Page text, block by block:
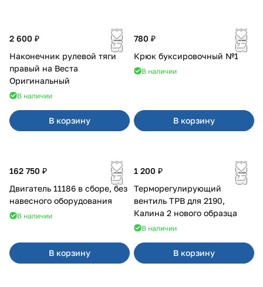
2 600 ₽
Наконечник рулевой тяги
правый на Веста
Оригинальный
В наличии
В корзину
780 ₽
Крюк буксировочный №1
В наличии
В корзину
162 750 ₽
Двигатель 11186 в сборе, без
навесного оборудования
В наличии
В корзину
1 200 ₽
Терморегулирующий
вентиль ТРВ для 2190,
Калина 2 нового образца
В наличии
В корзину